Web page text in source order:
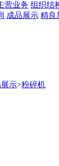
营业务 组织结
成品展示 精良
示>粉碎机